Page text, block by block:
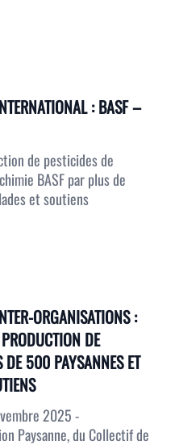
: BASF –
de pesticides de
BASF par plus de
et soutiens
ORGANISATIONS :
DE
DE 500 PAYSANNES ET
2025 -
Paysanne, du Collectif de